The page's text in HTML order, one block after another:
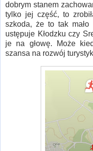
dobrym stanem
tylko jej część, to
szkoda, że to tak
ustępuje Kłodzku czy
je na głowę. Może
szansa na rozwój